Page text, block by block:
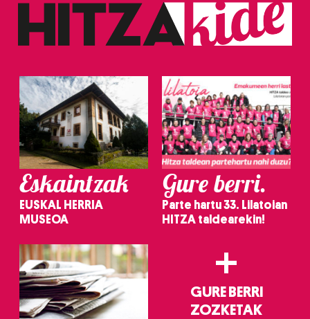
Eskaintzak
EUSKAL HERRIA
MUSEOA
Gure berri.
Parte hartu 33. Lilatoian
HITZA taldearekin!
+
GURE BERRI
ZOZKETAK